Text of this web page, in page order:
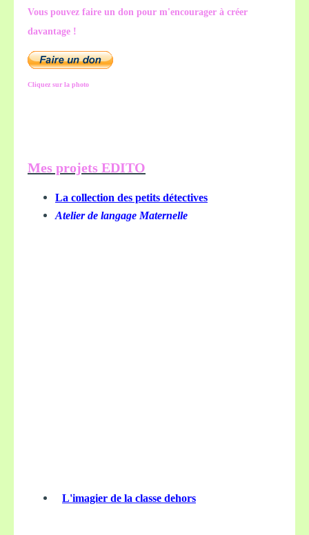
Vous pouvez faire un don pour m'encourager à créer
davantage !
Cliquez sur la photo
Mes projets EDITO
La collection des petits détectives
Atelier de langage Maternelle
L'imagier de la classe dehors